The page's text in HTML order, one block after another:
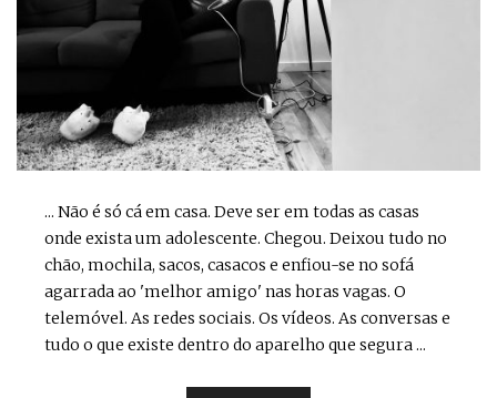
... Não é só cá em casa. Deve ser em todas as casas
onde exista um adolescente. Chegou. Deixou tudo no
chão, mochila, sacos, casacos e enfiou-se no sofá
agarrada ao 'melhor amigo' nas horas vagas. O
telemóvel. As redes sociais. Os vídeos. As conversas e
tudo o que existe dentro do aparelho que segura ...